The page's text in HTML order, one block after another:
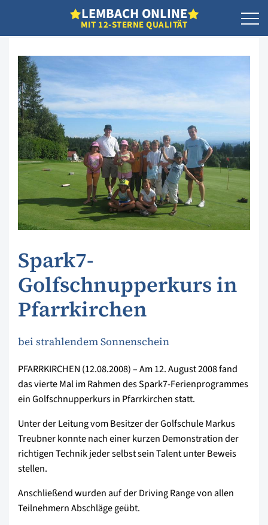
LEMBACH ONLINE
MIT 12-STERNE QUALITÄT
Spark7-
Golfschnupperkurs in
Pfarrkirchen
bei strahlendem Sonnenschein
PFARRKIRCHEN (12.08.2008) – Am 12. August 2008 fand
das vierte Mal im Rahmen des Spark7-Ferienprogrammes
ein Golfschnupperkurs in Pfarrkirchen statt.
Unter der Leitung vom Besitzer der Golfschule Markus
Treubner konnte nach einer kurzen Demonstration der
richtigen Technik jeder selbst sein Talent unter Beweis
stellen.
Anschließend wurden auf der Driving Range von allen
Teilnehmern Abschläge geübt.